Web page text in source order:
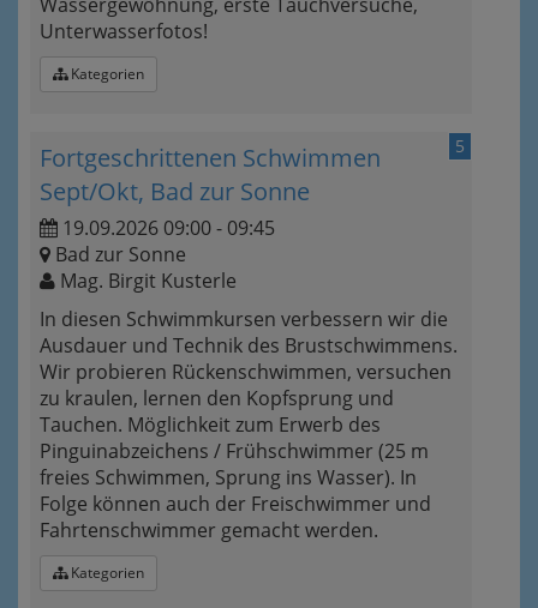
Unterwasserfotos!
Kategorien
5
Fortgeschrittenen Schwimmen
Sept/Okt, Bad zur Sonne
19.09.2026 09:00 - 09:45
Bad zur Sonne
Mag. Birgit Kusterle
In diesen Schwimmkursen verbessern wir die
Ausdauer und Technik des Brustschwimmens.
Wir probieren Rückenschwimmen, versuchen
zu kraulen, lernen den Kopfsprung und
Tauchen. Möglichkeit zum Erwerb des
Pinguinabzeichens / Frühschwimmer (25 m
freies Schwimmen, Sprung ins Wasser). In
Folge können auch der Freischwimmer und
Fahrtenschwimmer gemacht werden.
Kategorien